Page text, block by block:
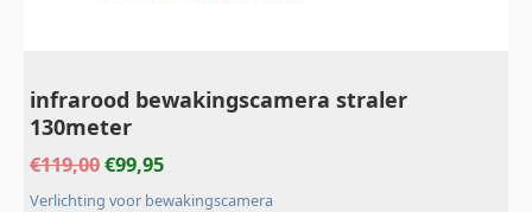
infrarood bewakingscamera straler
130meter
€119,00€99,95
Verlichting voor bewakingscamera